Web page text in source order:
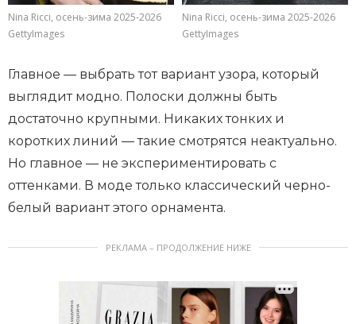
Nina Ricci, осень-зима 2025-2026
GettyImages
Nina Ricci, осень-зима 2025-2026
GettyImages
Главное — выбрать тот вариант узора, который
выглядит модно. Полоски должны быть
достаточно крупными. Никаких тонких и
коротких линий — такие смотрятся неактуально.
Но главное — не экспериментировать с
оттенками. В моде только классический черно-
белый вариант этого орнамента.
РЕКЛАМА – ПРОДОЛЖЕНИЕ НИЖЕ